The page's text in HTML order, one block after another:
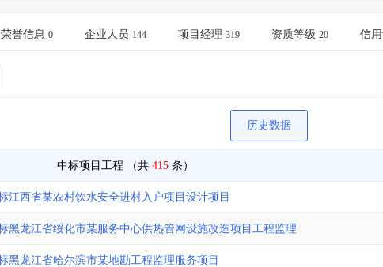
>
宏观经济
建企舆情
政策规划> 招投标规则>
项目商机
拟建项目审批
>
下浮率
技术负责人/专职安全
查业主> 项目分类筛选>
土地交易> 省市重点项目
荣誉信息 0 企业人员 144 项目经理 319 资质等级 20 信
历史数据
中标项目工程 （共 415 条）
江西省某农村饮水安全进村入户项目设计项目
黑龙江省绥化市某服务中心供热管网设施改造项目工程监理
黑龙江省哈尔滨市某地勘工程监理服务项目